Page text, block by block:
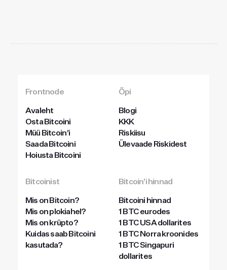
Frontnode
Avaleht
Osta Bitcoini
Müü Bitcoin’i
Saada Bitcoini
Hoiusta Bitcoini
Õpi
Blogi
KKK
Riskiisu
Ülevaade Riskidest
Bitcoinist
Mis on Bitcoin?
Mis on plokiahel?
Mis on krüpto?
Kuidas saab Bitcoini
kasutada?
Bitcoin'i hinnad
Bitcoini hinnad
1 BTC eurodes
1 BTC USA dollarites
1 BTC Norra kroonides
1 BTC Singapuri
dollarites